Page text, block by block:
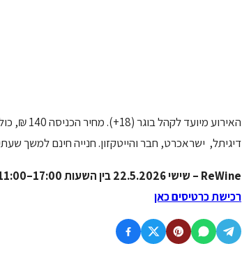
האירוע
דיגיתל, ישראכרט, חבר והייטקזון. חנייה חינם למשך
ReWine
– שישי 22.5.2026 בין השעות 17:00–11:00, פארק עתידים תל אביב, דבורה הנביאה 119-121.
רכישת כרטיסים כאן